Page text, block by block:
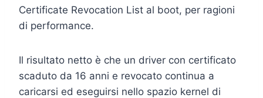
Certificate Revocation List al boot, per ragioni
di performance.
Il risultato netto è che un driver con certificato
scaduto da 16 anni e revocato continua a
caricarsi ed eseguirsi nello spazio kernel di